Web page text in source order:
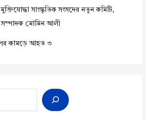
সাংস্কৃতিক সংসদের নতুন কমিটি,
সম্পাদক মোমিন আলী
কামড়ে আহত ৩